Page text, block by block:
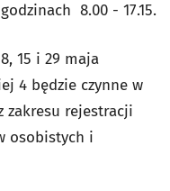
8.00 - 17.15.
15 i 29 maja
4 będzie czynne w
zakresu rejestracji
osobistych i